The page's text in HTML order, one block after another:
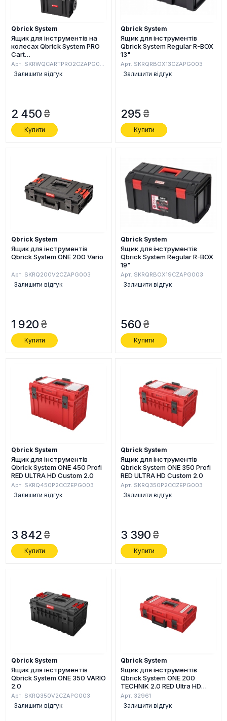
Qbrick System
Ящик для інструментів на
колесах Qbrick System PRO
Cart
(SKRWQCARTPRO2CZAPG003)
Арт. SKRWQCARTPRO2CZAPG003
Залишити відгук
2 450
Купити
Qbrick System
Ящик для інструментів
Qbrick System Regular R-BOX
13"
Арт. SKRQRBOX13CZAPG003
Залишити відгук
295
Купити
Qbrick System
Ящик для інструментів
Qbrick System ONE 200 Vario
Арт. SKRQ200V2CZAPG003
Залишити відгук
1 920
Купити
Qbrick System
Ящик для інструментів
Qbrick System Regular R-BOX
19"
Арт. SKRQRBOX19CZAPG003
Залишити відгук
560
Купити
Qbrick System
Ящик для інструментів
Qbrick System ONE 450 Profi
RED ULTRA HD Custom 2.0
Арт. SKRQ450P2CCZEPG003
Залишити відгук
3 842
Купити
Qbrick System
Ящик для інструментів
Qbrick System ONE 350 Profi
RED ULTRA HD Custom 2.0
Арт. SKRQ350P2CCZEPG003
Залишити відгук
3 390
Купити
Qbrick System
Ящик для інструментів
Qbrick System ONE 350 VARIO
2.0
Арт. SKRQ350V2CZAPG003
Залишити відгук
Qbrick System
Ящик для інструментів
Qbrick System ONE 200
TECHNIK 2.0 RED Ultra HD
Custom
Арт. 32961
Залишити відгук